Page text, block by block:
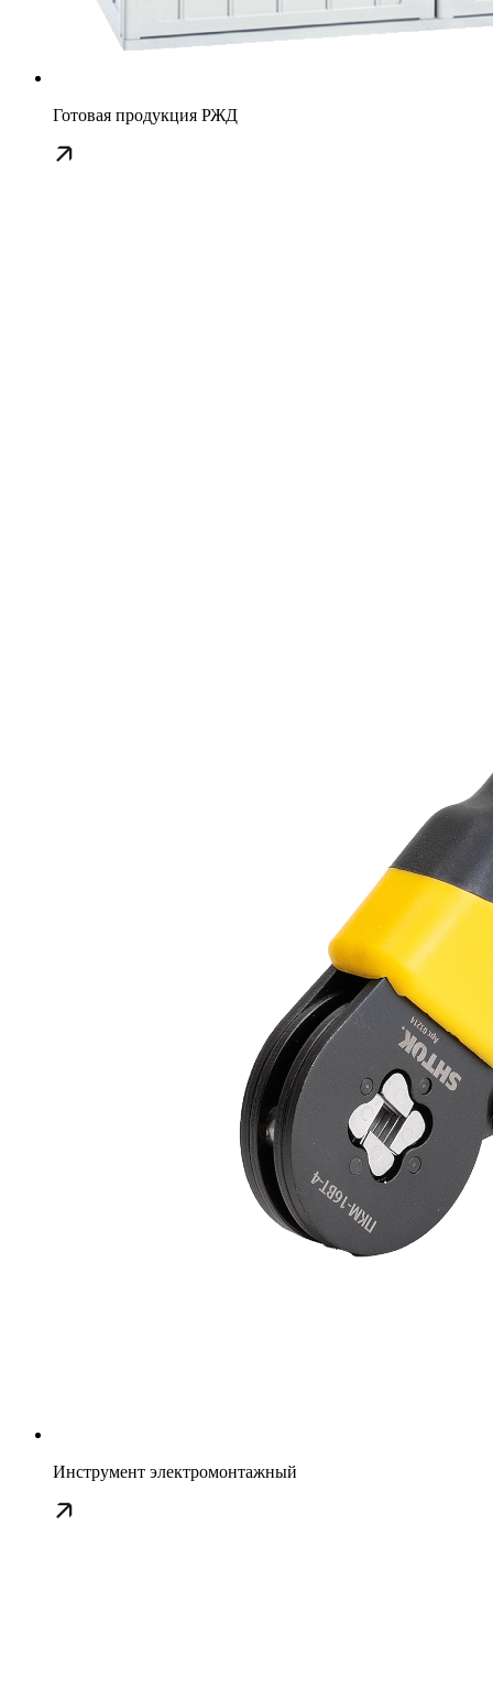
Готовая продукция РЖД
Инструмент электромонтажный